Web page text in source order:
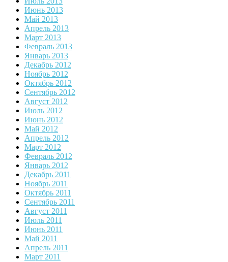
Июнь 2013
Май 2013
Апрель 2013
Март 2013
Февраль 2013
Январь 2013
Декабрь 2012
Ноябрь 2012
Октябрь 2012
Сентябрь 2012
Август 2012
Июль 2012
Июнь 2012
Май 2012
Апрель 2012
Март 2012
Февраль 2012
Январь 2012
Декабрь 2011
Ноябрь 2011
Октябрь 2011
Сентябрь 2011
Август 2011
Июль 2011
Июнь 2011
Май 2011
Апрель 2011
Март 2011